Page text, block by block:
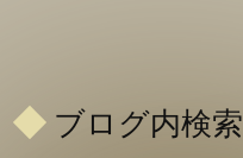
ブログ内検索